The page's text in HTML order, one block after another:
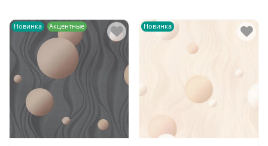
Новинка Акцентные Новинка